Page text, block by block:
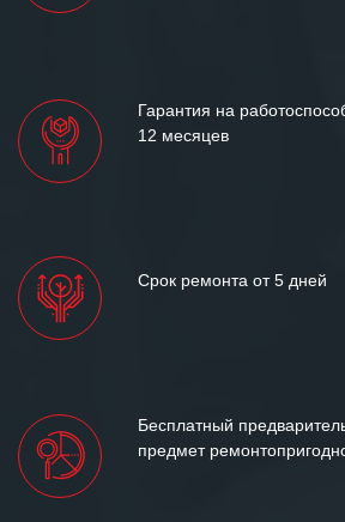
Гарантия на
12 месяцев
Срок ремонта от 5 дней
Бесплатный
предмет